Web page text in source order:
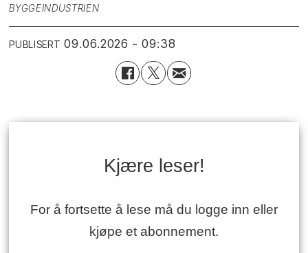
BYGGEINDUSTRIEN
PUBLISERT 09.06.2026 - 09:38
Kjære leser!
For å fortsette å lese må du logge inn eller
kjøpe et abonnement.